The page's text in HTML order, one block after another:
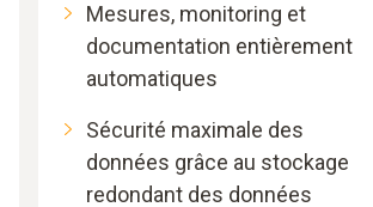
Mesures, monitoring et
documentation entièrement
automatiques
Sécurité maximale des
données grâce au stockage
redondant des données